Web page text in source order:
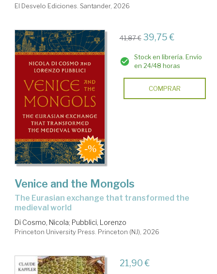
El Desvelo Ediciones. Santander, 2026
41,87 € 39,75 €
Stock en librería. Envío
en 24/48 horas
COMPRAR
Venice and the Mongols
the Eurasian exchange that transformed the
medieval world
Di Cosmo, Nicola; Pubblici, Lorenzo
Princeton University Press. Princeton (NJ), 2026
21,90 €